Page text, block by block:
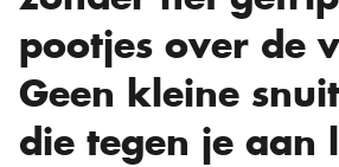
pootjes over de
Geen kleine
die tegen je aan